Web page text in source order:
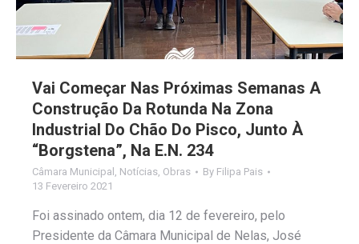
Vai Começar Nas Próximas Semanas A
Construção Da Rotunda Na Zona
Industrial Do Chão Do Pisco, Junto À
“Borgstena”, Na E.N. 234
Câmara Municipal Notícias Obras By Filipa Pais
13 Fevereiro 2021
Foi assinado ontem, dia 12 de fevereiro, pelo
Presidente da Câmara Municipal de Nelas, José